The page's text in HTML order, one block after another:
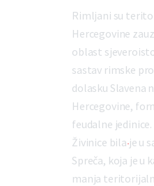
Rimljani su
Hercegovine
oblast
sastav rimske
dolasku Slavena
Hercegovine,
feudalne
Živinice bila je u
Spreča, koja je u
manja